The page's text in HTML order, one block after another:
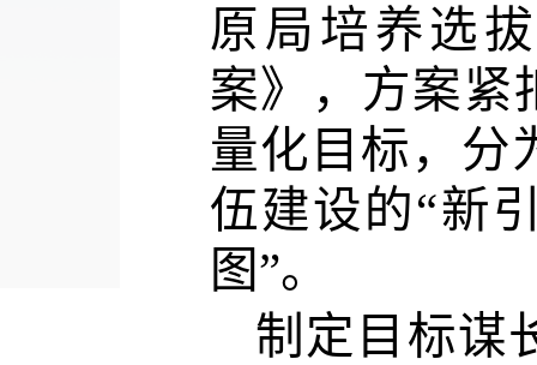
原局培养选
案》，方案紧
量化 目标， 分
伍建设的“新
图”。
制定目标谋